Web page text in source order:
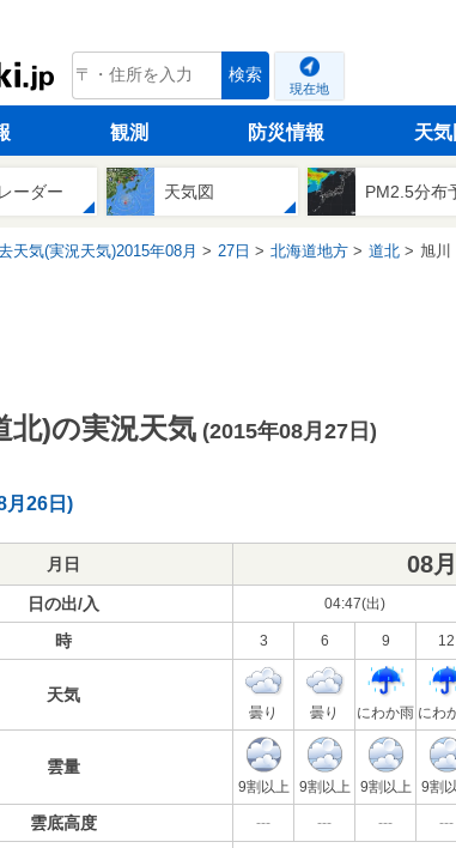
tenki.jp 検索
現在地
観測 防災情報 天気
ーダー 天気図 PM2.5分布
天気(実況天気)2015年08月 27日 北海道地方 道北 旭川
北)の実況天気 (2015年08月27日)
月26日)
月日 08
日の出/入 04:47(出)
時 3 6 9 12
天気
曇り 曇り にわか雨 にわ
雲量
9割以上 9割以上 9割以上 9割
雲底高度 --- --- --- ---